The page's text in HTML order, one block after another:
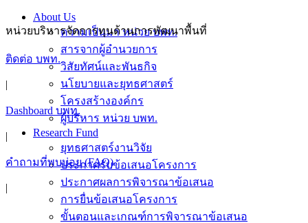
หน่วยบริหารจัดการทุนด้านการพัฒนาพื้นที่
ติดต่อ บพท.
|
Dashboard บพท.
|
คำถามที่พบบ่อย (FAQ)
|
About Us
ความเป็นมา หน่วย บพท.
สารจากผู้อำนวยการ
วิสัยทัศน์และพันธกิจ
นโยบายและยุทธศาสตร์
โครงสร้างองค์กร
ผู้บริหาร หน่วย บพท.
Research Fund
ยุทธศาสตร์งานวิจัย
ประกาศรับข้อเสนอโครงการ
ประกาศผลการพิจารณาข้อเสนอ
การยื่นข้อเสนอโครงการ
ขั้นตอนและเกณฑ์การพิจารณาข้อเสนอ